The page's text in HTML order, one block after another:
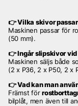
👉 Vilka skivor
Maskinen passar för
(50 mm).
👉 Ingår slipskivor vid
Maskinen säljs både
(2 x P36, 2 x P50, 2 x
👉 Vad kan man
Främst för
bilplåt, men även till